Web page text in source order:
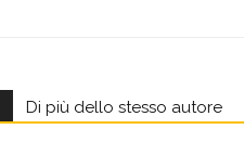
Di più dello stesso autore